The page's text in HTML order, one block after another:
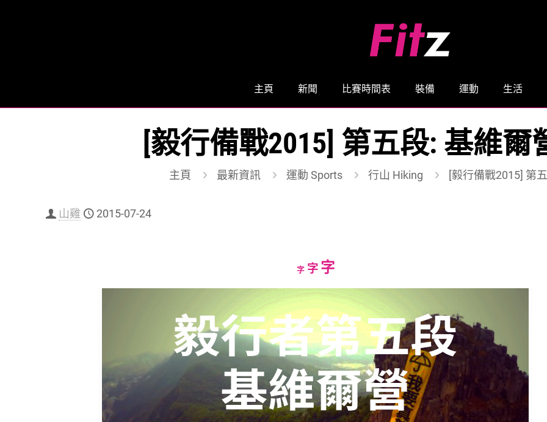
主頁 新聞 比賽時間表 裝備 運動 生活
[毅行備戰2015] 第五段: 基維爾
主頁 最新資訊 運動 Sports 行山 Hiking [毅行備戰2015] 第
山雞 2015-07-24
字Decrease
size.
字Reset
size.
字Increase
font
size.